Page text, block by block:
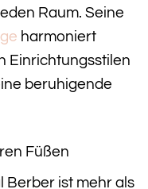
Raum. Seine
harmoniert
Einrichtungsstilen
beruhigende
Füßen
Berber ist mehr als